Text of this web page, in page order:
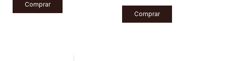
Comprar
Comprar